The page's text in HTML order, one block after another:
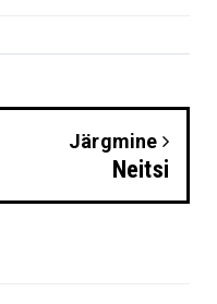
Järgmine
Neitsi